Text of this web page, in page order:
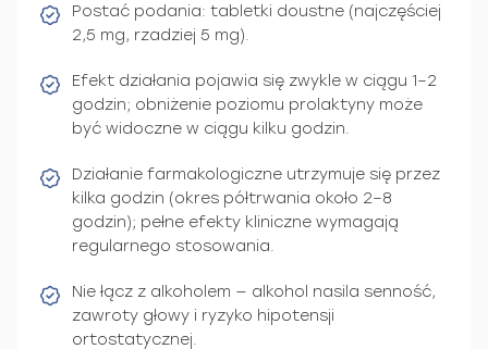
Postać podania: tabletki doustne (najczęściej
2,5 mg, rzadziej 5 mg).
Efekt działania pojawia się zwykle w ciągu 1–2
godzin; obniżenie poziomu prolaktyny może
być widoczne w ciągu kilku godzin.
Działanie farmakologiczne utrzymuje się przez
kilka godzin (okres półtrwania około 2–8
godzin); pełne efekty kliniczne wymagają
regularnego stosowania.
Nie łącz z alkoholem — alkohol nasila senność,
zawroty głowy i ryzyko hipotensji
ortostatycznej.